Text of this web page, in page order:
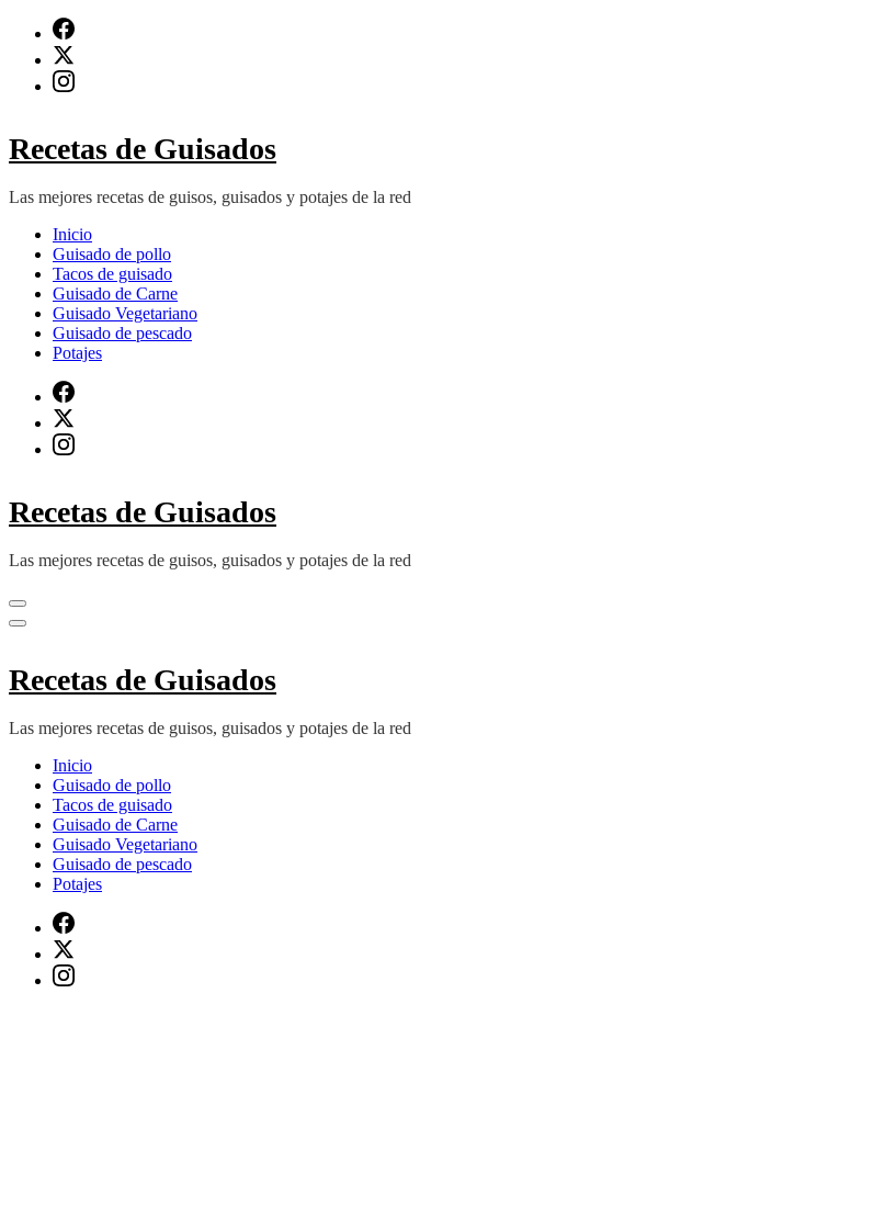
contenido
(presiona
Recetas de Guisados
Las mejores recetas de guisos, guisados y potajes de la red
Inicio
Guisado de pollo
Tacos de guisado
Guisado de Carne
Guisado Vegetariano
Guisado de pescado
Potajes
Recetas de Guisados
Las mejores recetas de guisos, guisados y potajes de la red
Recetas de Guisados
Las mejores recetas de guisos, guisados y potajes de la red
Inicio
Guisado de pollo
Tacos de guisado
Guisado de Carne
Guisado Vegetariano
Guisado de pescado
Potajes